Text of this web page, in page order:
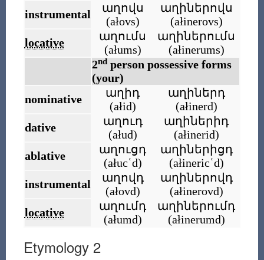
instrumental
աղովս
(ałovs)
աղիներովս
(ałinerovs)
locative
աղումս
(ałums)
աղիներումս
(ałinerums)
2ndperson possessive forms
(your)
nominative
աղիդ
(ałid)
աղիներդ
(ałinerd)
dative
աղուդ
(ałud)
աղիներիդ
(ałinerid)
ablative
աղուցդ
(ałucʿd)
աղիներիցդ
(ałinericʿd)
instrumental
աղովդ
(ałovd)
աղիներովդ
(ałinerovd)
locative
աղումդ
(ałumd)
աղիներումդ
(ałinerumd)
Etymology 2